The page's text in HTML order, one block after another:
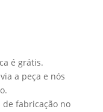
é grátis.
a peça e nós
fabricação no